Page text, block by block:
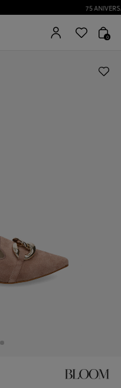
pabloochoa.shoes
0